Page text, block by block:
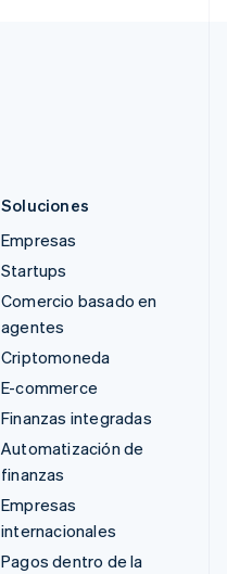
Soluciones
Empresas
Startups
Comercio basado en
agentes
Criptomoneda
E-commerce
Finanzas integradas
Automatización de
finanzas
Empresas
internacionales
Pagos dentro de la